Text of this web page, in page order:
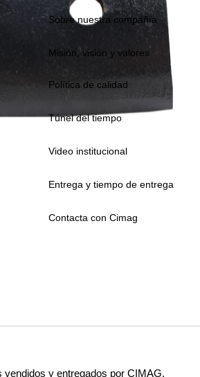
Sobre nuestra compañía
Misión, visión y valores
Política de calidad
Túnel del tiempo
Video institucional
Entrega y tiempo de entrega
Contacta con Cimag
y entregados por CIMAG.